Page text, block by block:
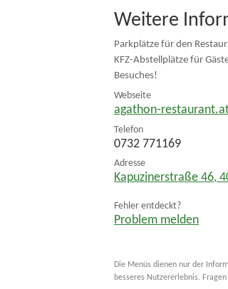
Weitere
Parkplätze für den
KFZ-Abstellplätze für
Besuches!
Webseite
agathon-
Telefon
0732 771169
Adresse
Kapuzinerstraße 46,
Fehler entdeckt?
Problem melden
Die Menüs dienen nur der
besseres Nutzererlebnis.